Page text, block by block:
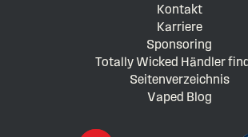
Kontakt
Karriere
Sponsoring
Totally Wicked Händler
Seitenverzeichnis
Vaped Blog